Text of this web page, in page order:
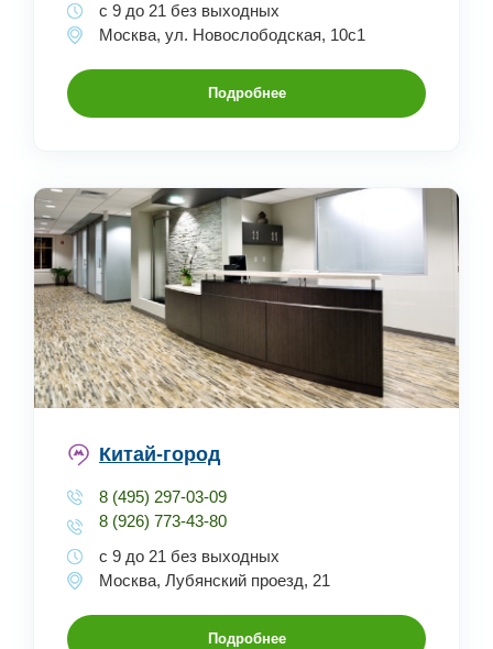
с 9 до 21 без выходных
Москва, ул. Новослободская, 10с1
Подробнее
Китай-город
8 (495) 297-03-09
8 (926) 773-43-80
с 9 до 21 без выходных
Москва, Лубянский проезд, 21
Подробнее